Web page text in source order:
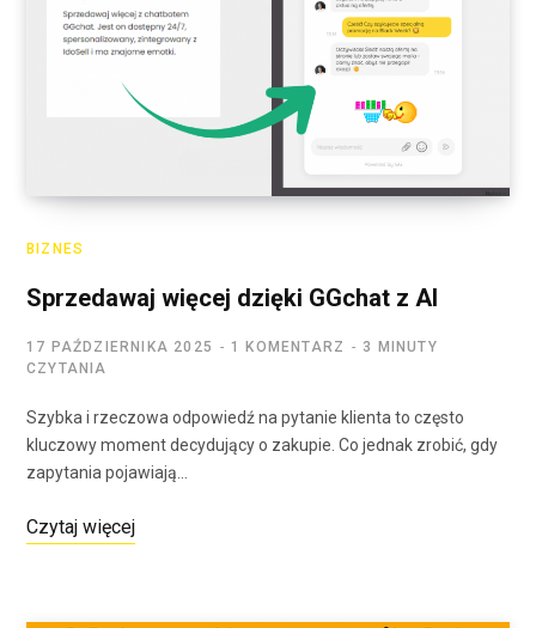
BIZNES
Sprzedawaj więcej dzięki GGchat z AI
17 PAŹDZIERNIKA 2025 1 KOMENTARZ
3 MINUTY
CZYTANIA
Szybka i rzeczowa odpowiedź na pytanie klienta to często
kluczowy moment decydujący o zakupie. Co jednak zrobić, gdy
zapytania pojawiają…
Czytaj więcej